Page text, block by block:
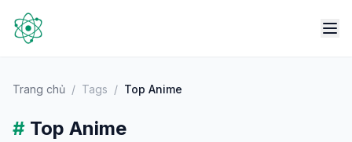
Trang chủ / Tags / Top Anime
# Top Anime